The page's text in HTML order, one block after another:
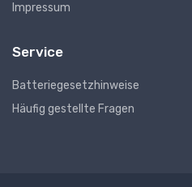
Impressum
Service
Batteriegesetzhinweise
Häufig gestellte Fragen